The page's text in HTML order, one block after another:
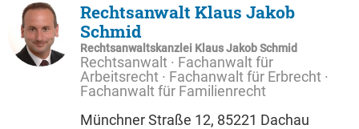
Rechtsanwalt Klaus Jakob
Schmid
Rechtsanwaltskanzlei Klaus Jakob Schmid
Rechtsanwalt · Fachanwalt für
Arbeitsrecht · Fachanwalt für Erbrecht ·
Fachanwalt für Familienrecht
Münchner Straße 12, 85221 Dachau